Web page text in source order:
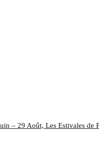
– 29 Août, Les Estivales de